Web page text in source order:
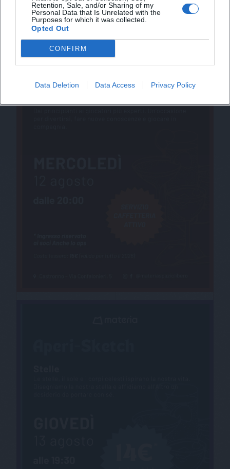
Retention, Sale, and/or Sharing of my
Personal Data that Is Unrelated with the
Purposes for which it was collected.
Opted Out
CONFIRM
Data Deletion Data Access Privacy Policy